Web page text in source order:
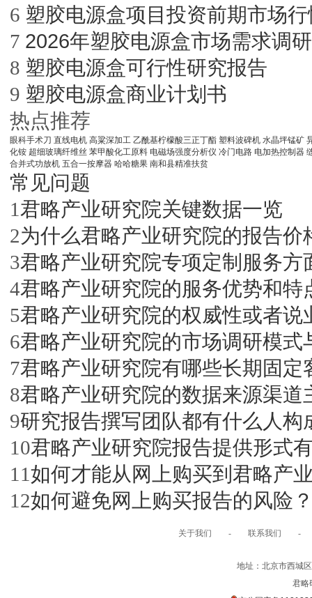
6 塑胶电源盒项目投资前期市场
7 2026年塑胶电源盒市场需求调
8 塑胶电源盒可行性研究报告
9 塑胶电源盒商业计划书
热点推荐
眼科手术刀 直线电机 高粱深加工 乙酰基柠檬酸三正丁酯 塑料波碑机 水晶坪锰矿
化铵 超细玻璃纤维丝 苯甲酸化工原料 电磁场强度分析仪 冷门电路 电加热控制器
合并式功放机 五合一按摩器 哈哈糖果 南和县精准扶贫
常见问题
1君略产业研究院关键数据一览
2为什么君略产业研究院的报告
3君略产业研究院专项定制服务方
4君略产业研究院的服务优势和特
5君略产业研究院的权威性或者说
6君略产业研究院的市场调研模
7君略产业研究院有哪些长期固定
8君略产业研究院的数据来源渠道
9研究报告撰写团队都有什么人构
10君略产业研究院报告提供形式
11如何才能从网上购买到君略产
12如何避免网上购买报告的风险
关于我们 - 联系我们 -
地址：北京市西城
君略